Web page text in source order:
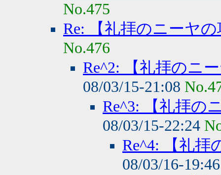
No.475
Re: 【礼拝のニーヤ
No.476
Re^2: 【礼拝のニ
08/03/15-21:08
Re^3: 【礼拝の
08/03/15-22:24
Re^4: 【礼拝
08/03/16-